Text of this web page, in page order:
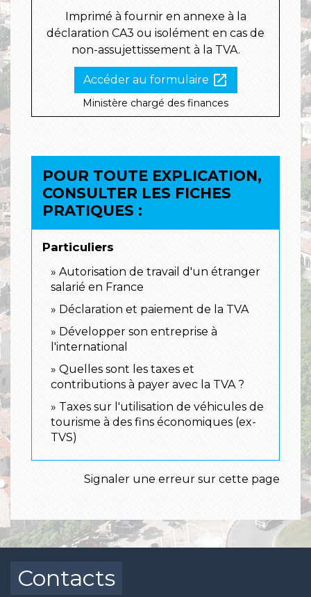
Imprimé à fournir en annexe à la
déclaration CA3 ou isolément en cas de
non-assujettissement à la TVA.
Accéder au formulaire open_in_new
Ministère chargé des finances
POUR TOUTE EXPLICATION,
CONSULTER LES FICHES
PRATIQUES :
Particuliers
Autorisation de travail d'un étranger
salarié en France
Déclaration et paiement de la TVA
Développer son entreprise à
l'international
Quelles sont les taxes et
contributions à payer avec la TVA ?
Taxes sur l'utilisation de véhicules de
tourisme à des fins économiques (ex-
TVS)
Signaler une erreur sur cette page
Contacts